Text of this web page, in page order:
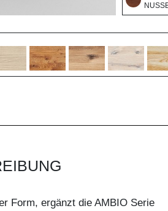
Form, ergänzt die AMBIO Serie